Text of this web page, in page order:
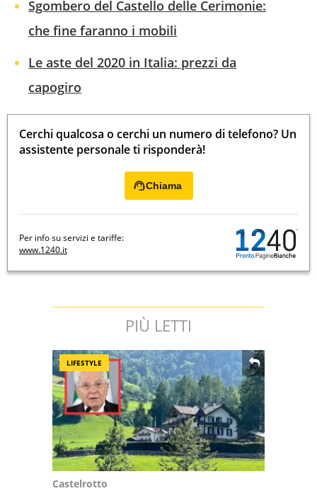
Sgombero del Castello delle Cerimonie:
che fine faranno i mobili
Le aste del 2020 in Italia: prezzi da
capogiro
Cerchi qualcosa o cerchi un numero di telefono? Un
assistente personale ti risponderà!
Chiama
Per info su servizi e tariffe:
www.1240.it
PIÙ LETTI
LIFESTYLE
Castelrotto